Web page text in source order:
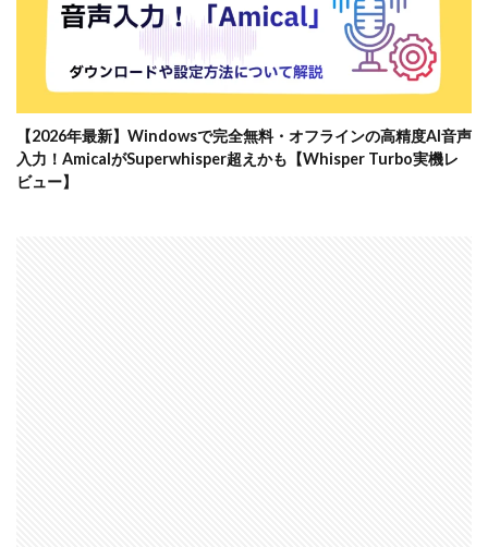
【2026年最新】Windowsで完全無料・オフラインの高精度AI音声
入力！AmicalがSuperwhisper超えかも【Whisper Turbo実機レ
ビュー】